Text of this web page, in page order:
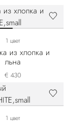
1 цвет
из хлопка и
льна
€ 430
1 цвет